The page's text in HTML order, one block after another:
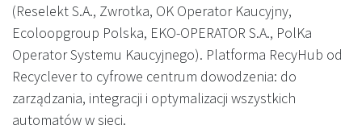
(Reselekt S.A., Zwrotka, OK Operator Kaucyjny,
Ecoloopgroup Polska, EKO-OPERATOR S.A., PolKa
Operator Systemu Kaucyjnego). Platforma RecyHub od
Recyclever to cyfrowe centrum dowodzenia: do
zarządzania, integracji i optymalizacji wszystkich
automatów w sieci.